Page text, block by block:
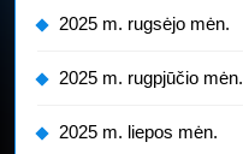
2025 m. rugsėjo mėn.
2025 m. rugpjūčio mėn.
2025 m. liepos mėn.